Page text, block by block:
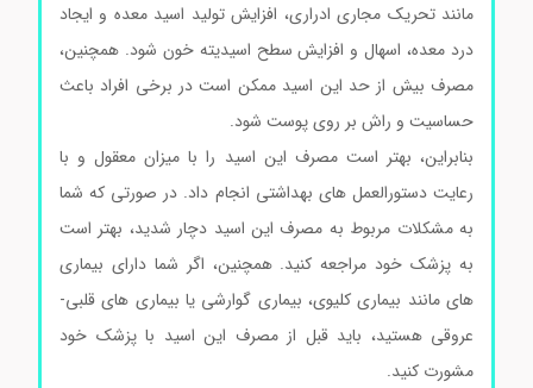
مانند تحریک مجاری ادراری، افزایش تولید اسید معده و ایجاد
درد معده، اسهال و افزایش سطح اسیدیته خون شود. همچنین،
مصرف بیش از حد این اسید ممکن است در برخی افراد باعث
حساسیت و راش بر روی پوست شود.
بنابراین، بهتر است مصرف این اسید را با میزان معقول و با
رعایت دستورالعمل های بهداشتی انجام داد. در صورتی که شما
به مشکلات مربوط به مصرف این اسید دچار شدید، بهتر است
به پزشک خود مراجعه کنید. همچنین، اگر شما دارای بیماری
های مانند بیماری کلیوی، بیماری گوارشی یا بیماری های قلبی-
عروقی هستید، باید قبل از مصرف این اسید با پزشک خود
مشورت کنید.اسیدسیتریک Citric acid مرک 100244